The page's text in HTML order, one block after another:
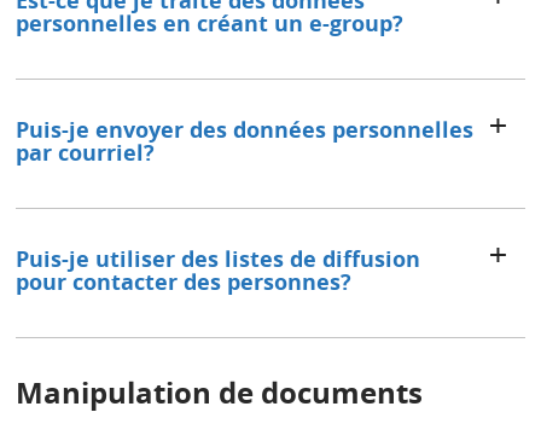
personnelles en créant un e-group?
Puis-je envoyer des données personnelles
par courriel?
Puis-je utiliser des listes de diffusion
pour contacter des personnes?
Manipulation de documents